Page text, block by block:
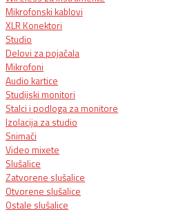
Mikrofonski kablovi
XLR Konektori
Studio
Delovi za pojačala
Mikrofoni
Audio kartice
Studijski monitori
Stalci i podloga za monitore
Izolacija za studio
Snimači
Video mixete
Slušalice
Zatvorene slušalice
Otvorene slušalice
Ostale slušalice